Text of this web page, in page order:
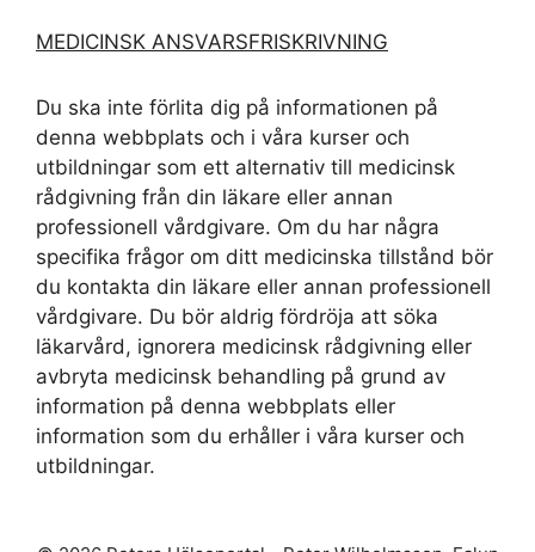
MEDICINSK ANSVARSFRISKRIVNING
Du ska inte förlita dig på informationen på
denna webbplats och i våra kurser och
utbildningar som ett alternativ till medicinsk
rådgivning från din läkare eller annan
professionell vårdgivare. Om du har några
specifika frågor om ditt medicinska tillstånd bör
du kontakta din läkare eller annan professionell
vårdgivare. Du bör aldrig fördröja att söka
läkarvård, ignorera medicinsk rådgivning eller
avbryta medicinsk behandling på grund av
information på denna webbplats eller
information som du erhåller i våra kurser och
utbildningar.